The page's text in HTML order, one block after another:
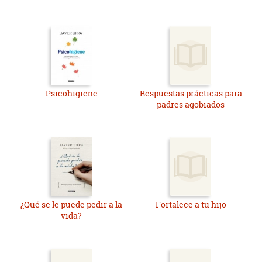
Psicohigiene
Respuestas prácticas para
padres agobiados
¿Qué se le puede pedir a la
vida?
Fortalece a tu hijo